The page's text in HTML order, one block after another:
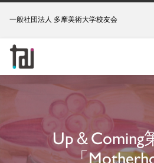
一般社団法人 多摩美術大学校友会
Up＆Coming
「